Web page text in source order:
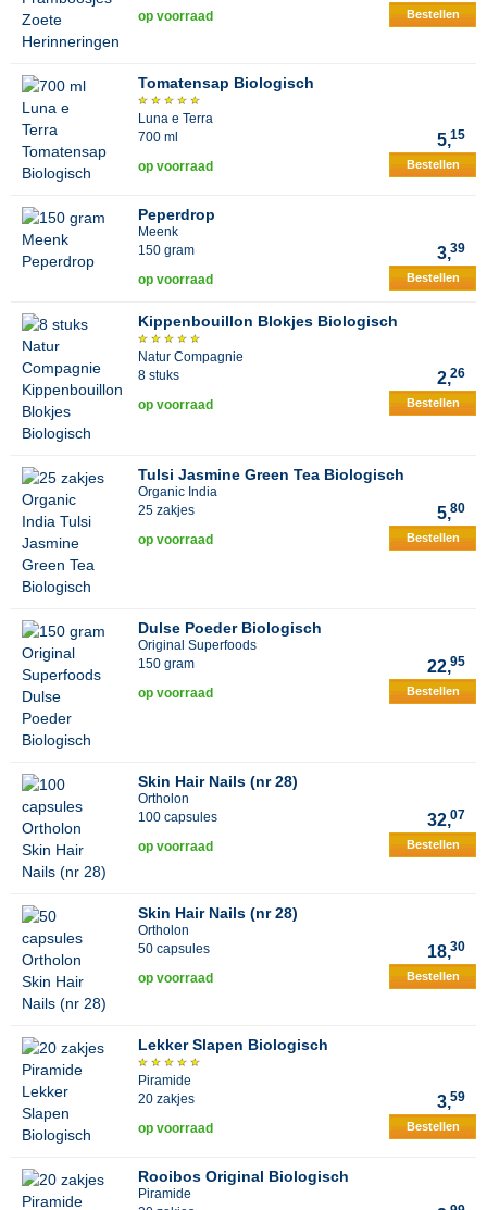
op voorraad Bestellen
Tomatensap Biologisch
Luna e Terra
700 ml
5,15
op voorraad Bestellen
Peperdrop
Meenk
150 gram
3,39
op voorraad Bestellen
Kippenbouillon Blokjes Biologisch
Natur Compagnie
8 stuks
2,26
op voorraad Bestellen
Tulsi Jasmine Green Tea Biologisch
Organic India
25 zakjes
5,80
op voorraad Bestellen
Dulse Poeder Biologisch
Original Superfoods
150 gram
22,95
op voorraad Bestellen
Skin Hair Nails (nr 28)
Ortholon
100 capsules
32,07
op voorraad Bestellen
Skin Hair Nails (nr 28)
Ortholon
50 capsules
18,30
op voorraad Bestellen
Lekker Slapen Biologisch
Piramide
20 zakjes
3,59
op voorraad Bestellen
Rooibos Original Biologisch
Piramide